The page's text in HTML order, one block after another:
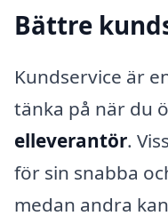
Bättre
Kundservice är
tänka på när du
elleverantör.
för sin snabba
medan andra